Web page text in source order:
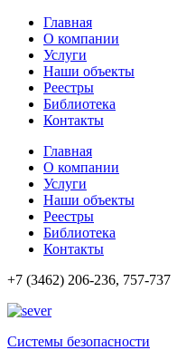
Главная
О компании
Услуги
Наши объекты
Реестры
Библиотека
Контакты
Главная
О компании
Услуги
Наши объекты
Реестры
Библиотека
Контакты
+7 (3462) 206-236, 757-737
Cистемы безопасности